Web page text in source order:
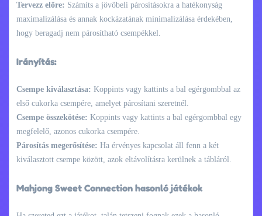
Tervezz előre: Számíts a jövőbeli párosításokra a hatékonyság
maximalizálása és annak kockázatának minimalizálása érdekében,
hogy beragadj nem párosítható csempékkel.
Irányítás:
Csempe kiválasztása: Koppints vagy kattints a bal egérgombbal az
első cukorka csempére, amelyet párosítani szeretnél.
Csempe összekötése: Koppints vagy kattints a bal egérgombbal egy
megfelelő, azonos cukorka csempére.
Párosítás megerősítése: Ha érvényes kapcsolat áll fenn a két
kiválasztott csempe között, azok eltávolításra kerülnek a tábláról.
Mahjong Sweet Connection hasonló játékok